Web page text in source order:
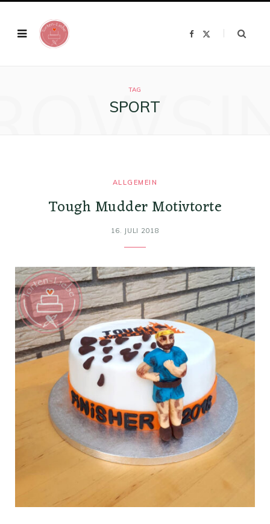
F
TAG
SPORT
ALLGEMEIN
Tough Mudder Motivtorte
16. JULI 2018